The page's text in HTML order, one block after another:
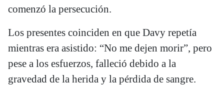
comenzó la persecución.
Los presentes coinciden en que Davy repetía
mientras era asistido: “No me dejen morir”, pero
pese a los esfuerzos, falleció debido a la
gravedad de la herida y la pérdida de sangre.